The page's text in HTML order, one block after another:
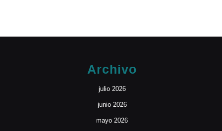
Archivo
julio 2026
junio 2026
mayo 2026